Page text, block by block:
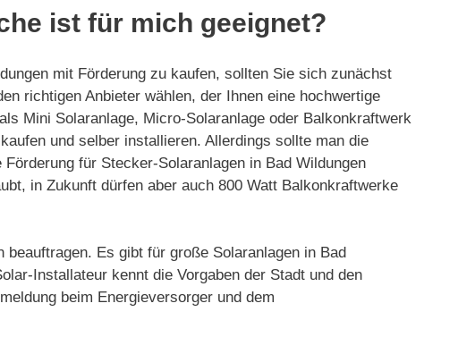
ist für mich geeignet?
mit Förderung zu kaufen, sollten Sie sich zunächst
richtigen Anbieter wählen, der Ihnen eine hochwertige
Mini Solaranlage, Micro-Solaranlage oder Balkonkraftwerk
und selber installieren. Allerdings sollte man die
für Stecker-Solaranlagen in Bad Wildungen
in Zukunft dürfen aber auch 800 Watt Balkonkraftwerke
Es gibt für große Solaranlagen in Bad
Installateur kennt die Vorgaben der Stadt und den
beim Energieversorger und dem